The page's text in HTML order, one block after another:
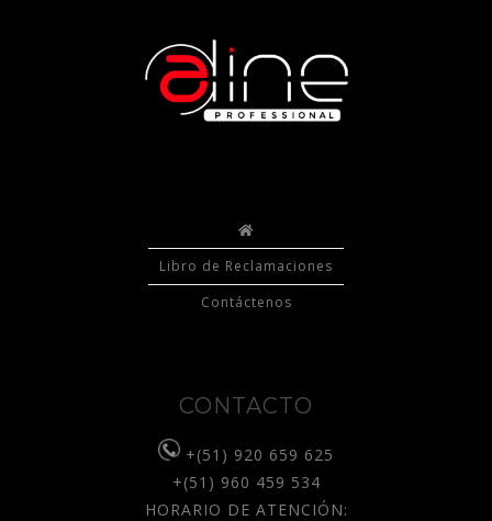
Libro de Reclamaciones
Contáctenos
CONTACTO
+(51) 920 659 625
+(51) 960 459 534
HORARIO DE ATENCIÓN: